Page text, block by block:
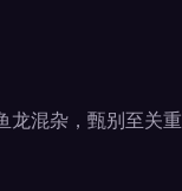
龙混杂，甄别至关重